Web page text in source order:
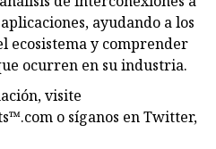
ayudando a los
ecosistema y comprender
ocurren en su industria.
visite
o síganos en Twitter,